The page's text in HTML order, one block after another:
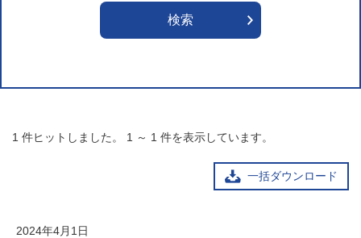
1 件ヒットしました。 1 ～ 1 件を表示しています。
一括ダウンロード
2024年4月1日